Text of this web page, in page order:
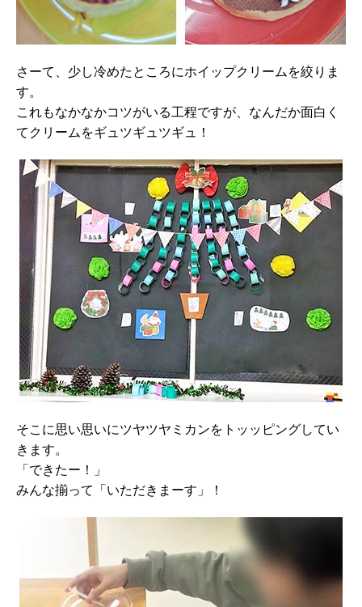
さーて、少し冷めたところにホイップクリームを絞りま
す。
これもなかなかコツがいる工程ですが、なんだか面白く
てクリームをギュツギュツギュ！
そこに思い思いにツヤツヤミカンをトッッピングしてい
きます。
「できたー！」
みんな揃って「いただきまーす」！